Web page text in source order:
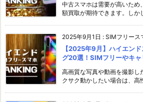
中古スマホは需要が高いため
額買取が期待できます。しか
2025年9月1日 : SIMフリース
【2025年9月】ハイエン
グ20選！SIMフリーやキャ
高画質な写真や動画を撮影
クサク動かしたい場合は、高